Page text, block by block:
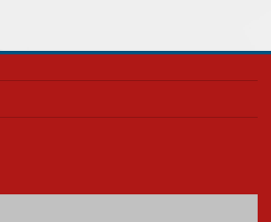
realizará nova edição da Feira